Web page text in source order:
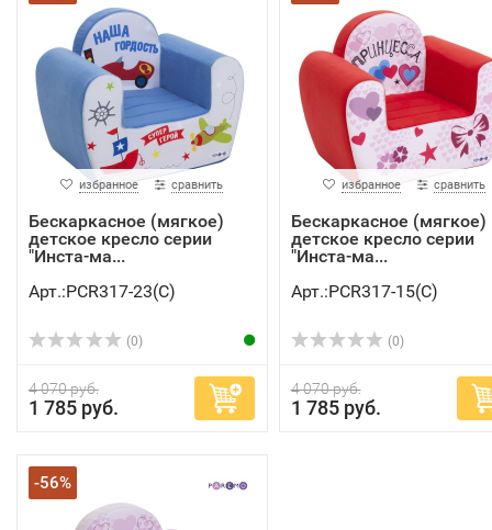
избранное сравнить
Бескаркасное (мягкое)
детское кресло серии
"Инста-ма...
Арт.:PCR317-23(C)
(0)
4 070 руб.
1 785 руб.
избранное сравнить
Бескаркасное (мягкое)
детское кресло серии
"Инста-ма...
Арт.:PCR317-15(C)
(0)
4 070 руб.
1 785 руб.
-56%